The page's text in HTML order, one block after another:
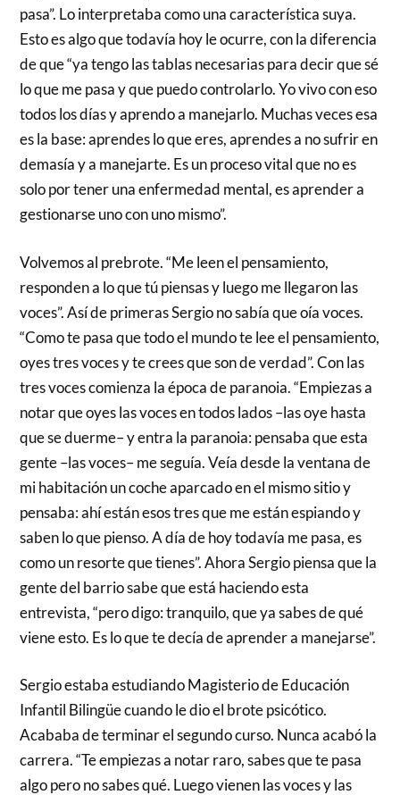
pasa”. Lo interpretaba como una característica suya.
Esto es algo que todavía hoy le ocurre, con la diferencia
de que “ya tengo las tablas necesarias para decir que sé
lo que me pasa y que puedo controlarlo. Yo vivo con eso
todos los días y aprendo a manejarlo. Muchas veces esa
es la base: aprendes lo que eres, aprendes a no sufrir en
demasía y a manejarte. Es un proceso vital que no es
solo por tener una enfermedad mental, es aprender a
gestionarse uno con uno mismo”.
Volvemos al prebrote. “Me leen el pensamiento,
responden a lo que tú piensas y luego me llegaron las
voces”. Así de primeras Sergio no sabía que oía voces.
“Como te pasa que todo el mundo te lee el pensamiento,
oyes tres voces y te crees que son de verdad”. Con las
tres voces comienza la época de paranoia. “Empiezas a
notar que oyes las voces en todos lados –las oye hasta
que se duerme– y entra la paranoia: pensaba que esta
gente –las voces– me seguía. Veía desde la ventana de
mi habitación un coche aparcado en el mismo sitio y
pensaba: ahí están esos tres que me están espiando y
saben lo que pienso. A día de hoy todavía me pasa, es
como un resorte que tienes”. Ahora Sergio piensa que la
gente del barrio sabe que está haciendo esta
entrevista, “pero digo: tranquilo, que ya sabes de qué
viene esto. Es lo que te decía de aprender a manejarse”.
Sergio estaba estudiando Magisterio de Educación
Infantil Bilingüe cuando le dio el brote psicótico.
Acababa de terminar el segundo curso. Nunca acabó la
carrera. “Te empiezas a notar raro, sabes que te pasa
algo pero no sabes qué. Luego vienen las voces y las